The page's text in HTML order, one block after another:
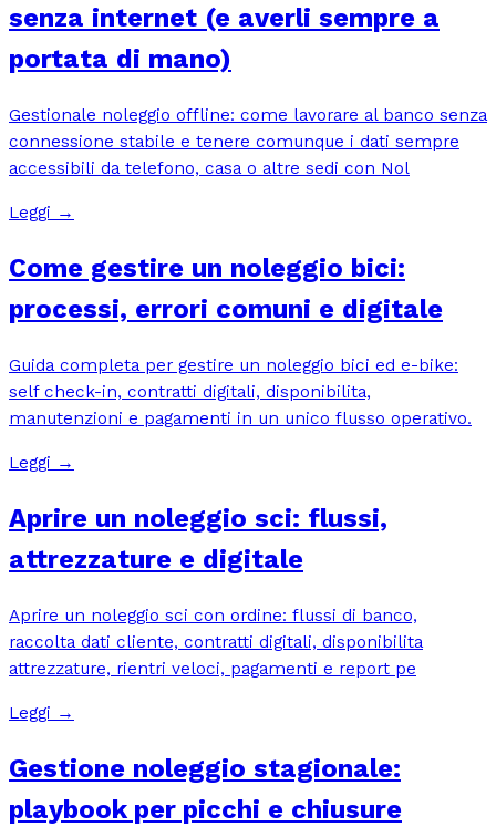
senza internet (e averli sempre a
portata di mano)
Gestionale noleggio offline: come lavorare al banco senza
connessione stabile e tenere comunque i dati sempre
accessibili da telefono, casa o altre sedi con Nol
Leggi →
Come gestire un noleggio bici:
processi, errori comuni e digitale
Guida completa per gestire un noleggio bici ed e-bike:
self check-in, contratti digitali, disponibilita,
manutenzioni e pagamenti in un unico flusso operativo.
Leggi →
Aprire un noleggio sci: flussi,
attrezzature e digitale
Aprire un noleggio sci con ordine: flussi di banco,
raccolta dati cliente, contratti digitali, disponibilita
attrezzature, rientri veloci, pagamenti e report pe
Leggi →
Gestione noleggio stagionale:
playbook per picchi e chiusure